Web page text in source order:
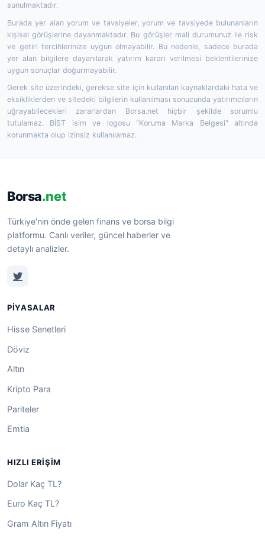
sunulmaktadır.
Burada yer alan yorum ve tavsiyeler, yorum ve tavsiyede bulunanların
kişisel görüşlerine dayanmaktadır. Bu görüşler mali durumunuz ile risk
ve getiri tercihlerinize uygun olmayabilir. Bu nedenle, sadece burada
yer alan bilgilere dayanılarak yatırım kararı verilmesi beklentilerinize
uygun sonuçlar doğurmayabilir.
Gerek site üzerindeki, gerekse site için kullanılan kaynaklardaki hata ve
eksikliklerden ve sitedeki bilgilerin kullanılması sonucunda yatırımcıların
uğrayabilecekleri zararlardan Borsa.net hiçbir şekilde sorumlu
tutulamaz. BİST isim ve logosu "Koruma Marka Belgesi" altında
korunmakta olup izinsiz kullanılamaz.
Borsa.net
Türkiye'nin önde gelen finans ve borsa bilgi
platformu. Canlı veriler, güncel haberler ve
detaylı analizler.
PIYASALAR
Hisse Senetleri
Döviz
Altın
Kripto Para
Pariteler
Emtia
HIZLI ERIŞIM
Dolar Kaç TL?
Euro Kaç TL?
Gram Altın Fiyatı